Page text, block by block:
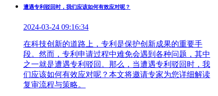
遭遇专利驳回时，我们应该如何有效应对呢？
2024-03-24 09:16:34
在科技创新的道路上，专利是保护创新成果的重要手
段。然而，专利申请过程中难免会遇到各种问题，其中
之一就是遭遇专利驳回。那么，当遭遇专利驳回时，我
们应该如何有效应对呢？本文将邀请专家为您详细解读
复审流程与策略。